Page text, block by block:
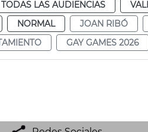
TODAS LAS AUDIENCIAS
NORMAL JOAN RIBÓ
GAY GAMES 2026